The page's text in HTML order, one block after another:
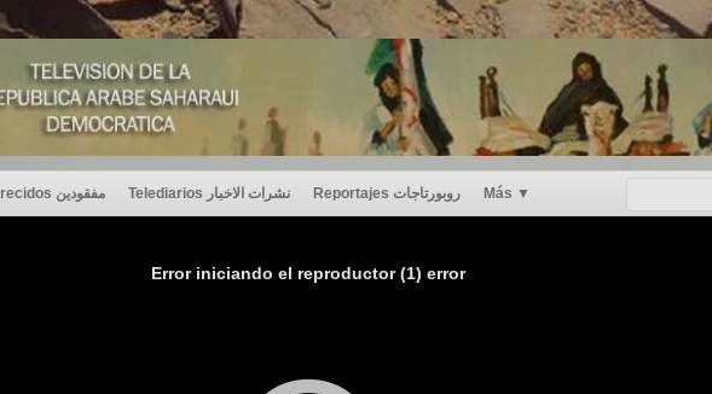
Desaparecidos مفقودين Telediarios نشرات الاخبار Reportajes روبورتاجات Más ▼
Error iniciando el reproductor (1) error